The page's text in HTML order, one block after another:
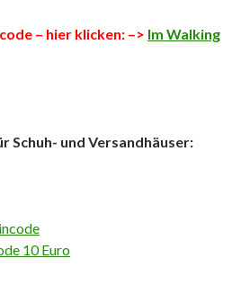
– hier klicken: –> Im Walking
Schuh- und Versandhäuser:
10 Euro